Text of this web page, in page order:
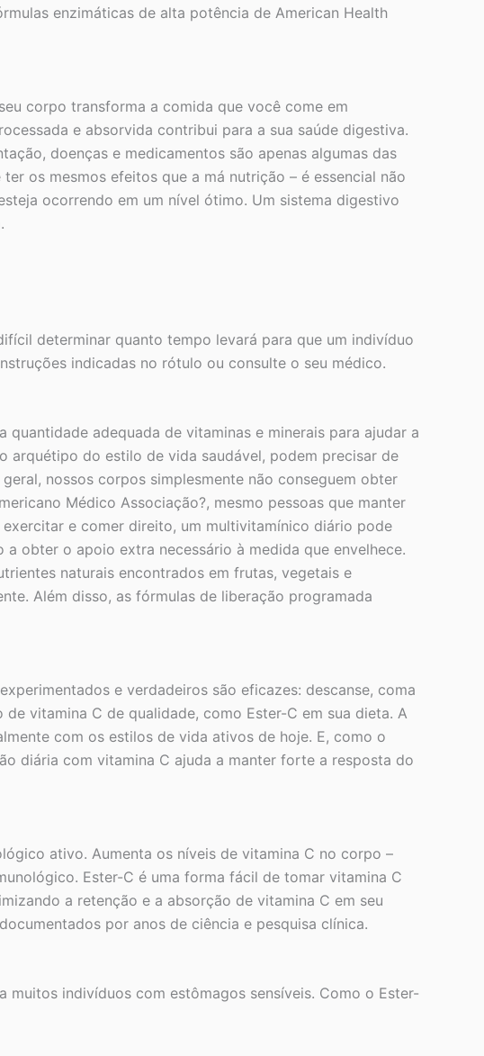
enzimáticas de alta potência de American Health
corpo transforma a comida que você come em
e absorvida contribui para a sua saúde digestiva.
doenças e medicamentos são apenas algumas das
os mesmos efeitos que a má nutrição – é essencial não
ocorrendo em um nível ótimo. Um sistema digestivo
determinar quanto tempo levará para que um indivíduo
indicadas no rótulo ou consulte o seu médico.
adequada de vitaminas e minerais para ajudar a
arquétipo do estilo de vida saudável, podem precisar de
nossos corpos simplesmente não conseguem obter
Médico Associação?, mesmo pessoas que manter
e comer direito, um multivitamínico diário pode
obter o apoio extra necessário à medida que envelhece.
naturais encontrados em frutas, vegetais e
Além disso, as fórmulas de liberação programada
e verdadeiros são eficazes: descanse, coma
vitamina C de qualidade, como Ester-C em sua dieta. A
com os estilos de vida ativos de hoje. E, como o
diária com vitamina C ajuda a manter forte a resposta do
ativo. Aumenta os níveis de vitamina C no corpo –
Ester-C é uma forma fácil de tomar vitamina C
a retenção e a absorção de vitamina C em seu
por anos de ciência e pesquisa clínica.
indivíduos com estômagos sensíveis. Como o Ester-